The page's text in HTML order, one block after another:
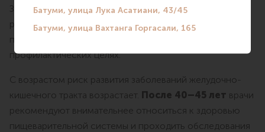
Заболевания желудка не всегда дают о себе знать на
ранних стадиях. Именно поэтому гастроскопию
проводят не только при наличии жалоб, но и в
профилактических целях.
С возрастом риск развития заболеваний желудочно-
кишечного тракта возрастает. После 40–45 лет врачи
рекомендуют внимательнее относиться к здоровью
пищеварительной системы и проходить обследования